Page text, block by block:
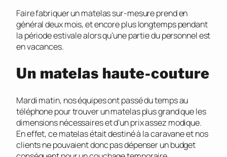
Faire fabriquer un matelas sur-mesure prend en
général deux mois, et encore plus longtemps pendant
la période estivale alors qu’une partie du personnel est
en vacances.
Un matelas haute-couture
Mardi matin, nos équipes ont passé du temps au
téléphone pour trouver un matelas plus grand que les
dimensions nécessaires et d’un prix assez modique.
En effet, ce matelas était destiné à la caravane et nos
clients ne pouvaient donc pas dépenser un budget